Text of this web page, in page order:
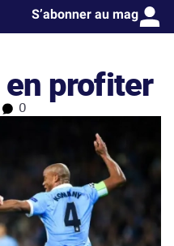
S’abonner au mag
en profiter
0